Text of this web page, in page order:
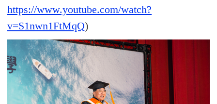
https://www.youtube.com/watch?
v=S1nwn1FtMqQ)